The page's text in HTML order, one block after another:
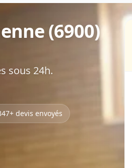
(6900)
sous 24h.
devis envoyés